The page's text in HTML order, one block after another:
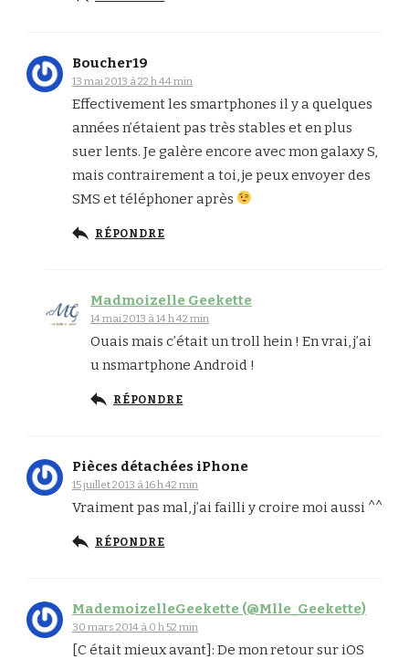
Boucher19
13 mai 2013 à 22 h 44 min
Effectivement les smartphones il y a quelques
années n’étaient pas très stables et en plus
suer lents. Je galère encore avec mon galaxy S,
mais contrairement a toi, je peux envoyer des
SMS et téléphoner après
RÉPONDRE
Madmoizelle Geekette
14 mai 2013 à 14 h 42 min
Ouais mais c’était un troll hein ! En vrai, j’ai
u nsmartphone Android !
RÉPONDRE
Pièces détachées iPhone
15 juillet 2013 à 16 h 42 min
Vraiment pas mal, j’ai failli y croire moi aussi ^^
RÉPONDRE
MademoizelleGeekette (@Mlle_Geekette)
30 mars 2014 à 0 h 52 min
[C était mieux avant]: De mon retour sur iOS